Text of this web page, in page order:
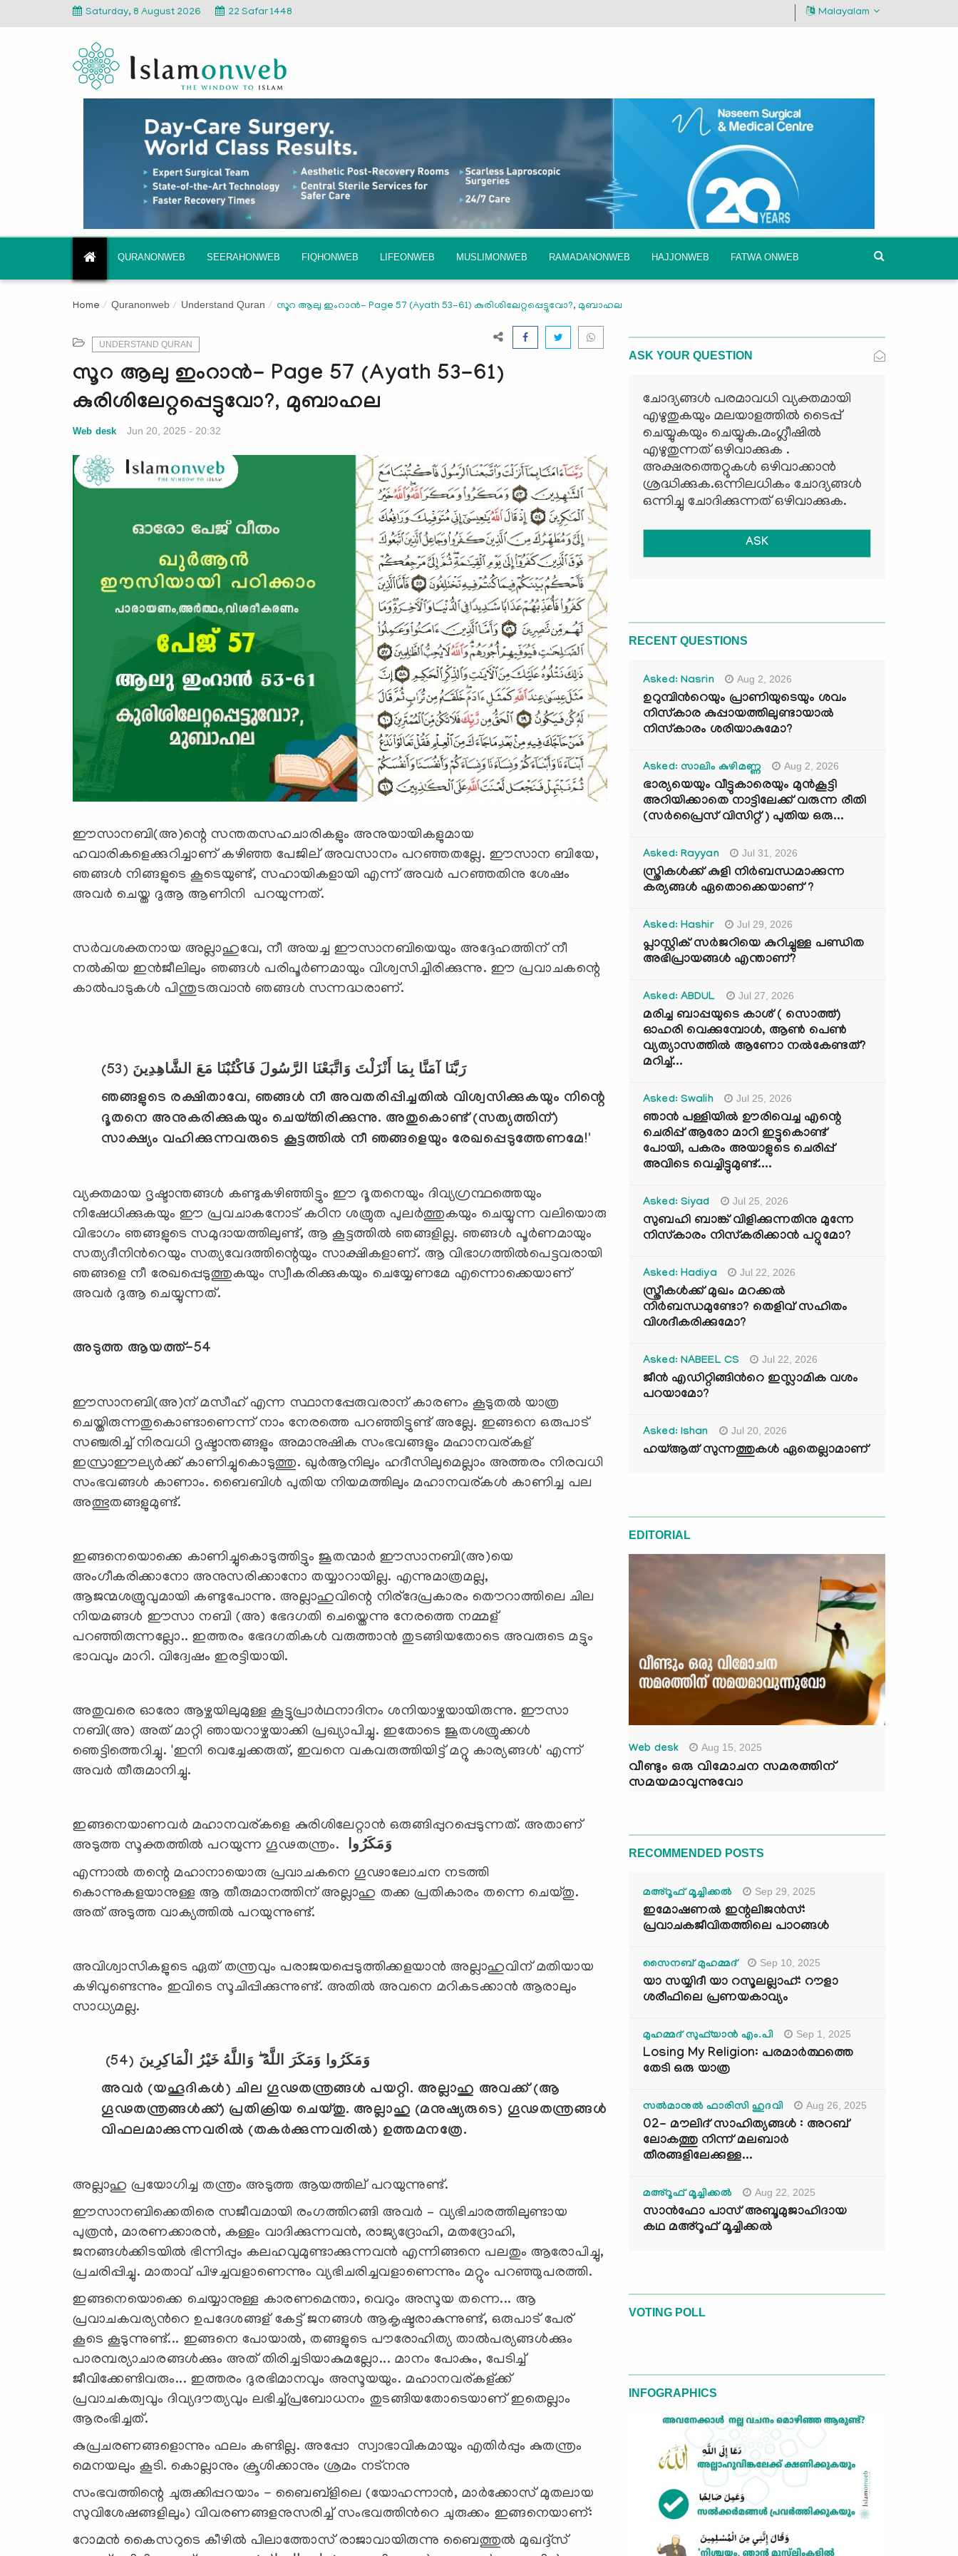
Saturday, 8 August 2026 22 Safar 1448 Malayalam
QURANONWEB SEERAHONWEB FIQHONWEB LIFEONWEB MUSLIMONWEB RAMADANONWEB HAJJONWEB FATWA ONWEB
Home Quranonweb Understand Quran സൂറ ആലു ഇംറാന്‍- Page 57 (Ayath 53-61) കുരിശിലേറ്റപ്പെട്ടുവോ?, മുബാഹല
UNDERSTAND QURAN
സൂറ ആലു ഇംറാന്‍- Page 57 (Ayath 53-61)
കുരിശിലേറ്റപ്പെട്ടുവോ?, മുബാഹല
Web desk Jun 20, 2025 - 20:32
ഈസാനബി(അ)ന്റെ സന്തതസഹചാരികളും അനുയായികളുമായ
ഹവാരികളെക്കുറിച്ചാണ് കഴിഞ്ഞ പേജില് അവസാനം പറഞ്ഞതല്ലേ. ഈസാന ബിയേ,
ഞങ്ങള്‍ നിങ്ങളുടെ കൂടെയുണ്ട്, സഹായികളായി എന്ന് അവര്‍ പറഞ്ഞതിനു ശേഷം
അവര്‍ ചെയ്ത ദുആ ആണിനി പറയുന്നത്.
സര്‍വശക്തനായ അല്ലാഹുവേ, നീ അയച്ച ഈസാനബിയെയും അദ്ദേഹത്തിന് നീ
നല്‍കിയ ഇന്‍ജീലിലും ഞങ്ങള്‍ പരിപൂര്‍ണമായും വിശ്വസിച്ചിരിക്കുന്നു. ഈ പ്രവാചകന്റെ
കാല്‍പാടുകള്‍ പിന്തുടരുവാന്‍ ഞങ്ങള്‍ സന്നദ്ധരാണ്.
رَبَّنَا آمَنَّا بِمَا أَنْزَلْتَ وَاتَّبَعْنَا الرَّسُولَ فَاكْتُبْنَا مَعَ الشَّاهِدِينَ (53)
ഞങ്ങളുടെ രക്ഷിതാവേ, ഞങ്ങള്‍ നീ അവതരിപ്പിച്ചതില്‍ വിശ്വസിക്കുകയും നിന്റെ
ദൂതനെ അനുകരിക്കുകയും ചെയ്തിരിക്കുന്നു. അതുകൊണ്ട് (സത്യത്തിന്)
സാക്ഷ്യം വഹിക്കുന്നവരുടെ കൂട്ടത്തില്‍ നീ ഞങ്ങളെയും രേഖപ്പെടുത്തേണമേ!'
വ്യക്തമായ ദൃഷ്ടാന്തങ്ങള്‍ കണ്ടുകഴിഞ്ഞിട്ടും ഈ ദൂതനെയും ദിവ്യഗ്രന്ഥത്തെയും
നിഷേധിക്കുകയും ഈ പ്രവചാകനോട് കഠിന ശത്രുത പുലര്‍ത്തുകയും ചെയ്യുന്ന വലിയൊരു
വിഭാഗം ഞങ്ങളുടെ സമുദായത്തിലുണ്ട്, ആ കൂട്ടത്തില്‍ ഞങ്ങളില്ല. ഞങ്ങള്‍ പൂര്‍ണമായും
സത്യദീനിന്‍റെയും സത്യവേദത്തിന്റെയും സാക്ഷികളാണ്. ആ വിഭാഗത്തില്‍പെട്ടവരായി
ഞങ്ങളെ നീ രേഖപ്പെടുത്തുകയും സ്വീകരിക്കുകയും ചെയ്യേണമേ എന്നൊക്കെയാണ്
അവര്‍ ദുആ ചെയ്യുന്നത്.
അടുത്ത ആയത്ത്-54
ഈസാനബി(അ)ന് മസീഹ് എന്ന സ്ഥാനപ്പേരുവരാന് കാരണം കൂടുതല്‍ യാത്ര
ചെയ്തിരുന്നതുകൊണ്ടാണെന്ന് നാം നേരത്തെ പറഞ്ഞിട്ടുണ്ട് അല്ലേ. ഇങ്ങനെ ഒരുപാട്
സഞ്ചരിച്ച് നിരവധി ദൃഷ്ടാന്തങ്ങളും അമാനുഷിക സംഭവങ്ങളും മഹാനവര്കള്
ഇസ്രാഈല്യര്‍ക്ക് കാണിച്ചുകൊടുത്തു. ഖുര്‍ആനിലും ഹദീസിലുമെല്ലാം അത്തരം നിരവധി
സംഭവങ്ങള്‍ കാണാം. ബൈബിള്‍ പുതിയ നിയമത്തിലും മഹാനവര്കള്‍ കാണിച്ച പല
അത്ഭുതങ്ങളുമുണ്ട്.
ഇങ്ങനെയൊക്കെ കാണിച്ചുകൊടുത്തിട്ടും ജൂതന്മാര്‍ ഈസാനബി(അ)യെ
അംഗീകരിക്കാനോ അനുസരിക്കാനോ തയ്യാറായില്ല. എന്നുമാത്രമല്ല,
ആജന്മശത്രുവുമായി കണ്ടുപോന്നു. അല്ലാഹുവിന്റെ നിര്ദേപ്രകാരം തൌറാത്തിലെ ചില
നിയമങ്ങള്‍ ഈസാ നബി (അ) ഭേദഗതി ചെയ്തെന്നു നേരത്തെ നമ്മള്
പറഞ്ഞിരുന്നല്ലോ.. ഇത്തരം ഭേദഗതികള്‍ വരുത്താന്‍ തുടങ്ങിയതോടെ അവരുടെ മട്ടും
ഭാവവും മാറി. വിദ്വേഷം ഇരട്ടിയായി.
അതുവരെ ഓരോ ആഴ്ചയിലുമുള്ള കൂട്ടുപ്രാര്‍ഥനാദിനം ശനിയാഴ്ചയായിരുന്നു. ഈസാ
നബി(അ) അത് മാറ്റി ഞായറാഴ്ചയാക്കി പ്രഖ്യാപിച്ചു. ഇതോടെ ജൂതശത്രുക്കള്‍
ഞെട്ടിത്തെറിച്ചു. 'ഇനി വെച്ചേക്കരുത്, ഇവനെ വകവരുത്തിയിട്ട് മറ്റു കാര്യങ്ങള്‍' എന്ന്
അവര്‍ തീരുമാനിച്ചു.
ഇങ്ങനെയാണവര്‍ മഹാനവര്കളെ കുരിശിലേറ്റാന്‍ ഒരുങ്ങിപ്പുറപ്പെടുന്നത്. അതാണ്
അടുത്ത സൂക്തത്തില്‍ പറയുന്ന ഗൂഢതന്ത്രം.
وَمَكَرُوا
എന്നാല്‍ തന്റെ മഹാനായൊരു പ്രവാചകനെ ഗൂഢാലോചന നടത്തി
കൊന്നുകളയാനുള്ള ആ തീരുമാനത്തിന് അല്ലാഹു തക്ക പ്രതികാരം തന്നെ ചെയ്തു.
അത് അടുത്ത വാക്യത്തില്‍ പറയുന്നുണ്ട്.
അവിശ്വാസികളുടെ ഏത് തന്ത്രവും പരാജയപ്പെടുത്തിക്കളയാന്‍ അല്ലാഹുവിന് മതിയായ
കഴിവുണ്ടെന്നും ഇവിടെ സൂചിപ്പിക്കുന്നുണ്ട്. അതില്‍ അവനെ മറികടക്കാന്‍ ആരാലും
സാധ്യമല്ല.
وَمَكَرُوا وَمَكَرَ اللَّهُ ۖ وَاللَّهُ خَيْرُ الْمَاكِرِينَ (54)
അവര്‍ (യഹൂദികള്‍) ചില ഗൂഢതന്ത്രങ്ങള്‍ പയറ്റി. അല്ലാഹു അവക്ക് (ആ
ഗൂഢതന്ത്രങ്ങള്‍ക്ക്) പ്രതിക്രിയ ചെയ്തു. അല്ലാഹു (മനുഷ്യരുടെ) ഗൂഢതന്ത്രങ്ങള്‍
വിഫലമാക്കുന്നവരില്‍ (തകര്‍ക്കുന്നവരില്‍) ഉത്തമനത്രേ.
അല്ലാഹു പ്രയോഗിച്ച തന്ത്രം അടുത്ത ആയത്തില് പറയുന്നുണ്ട്.
ഈസാനബിക്കെതിരെ സജീവമായി രംഗത്തിറങ്ങി അവര്‍ – വ്യഭിചാരത്തിലുണ്ടായ
പുത്രന്‍, മാരണക്കാരന്‍, കള്ളം വാദിക്കുന്നവന്‍, രാജ്യദ്രോഹി, മതദ്രോഹി,
ജനങ്ങള്‍ക്കിടയില്‍ ഭിന്നിപ്പും കലഹവുമുണ്ടാക്കുന്നവന്‍ എന്നിങ്ങനെ പലതും ആരോപിച്ചു,
പ്രചരിപ്പിച്ചു. മാതാവ് പിഴച്ചവളാണെന്നും വ്യഭിചരിച്ചവളാണെന്നും മറ്റും പറഞ്ഞുപരത്തി.
ഇങ്ങനെയൊക്കെ ചെയ്യാനുള്ള കാരണമെന്താ, വെറും അസൂയ തന്നെ... ആ
പ്രവാചകവര്യന്‍റെ ഉപദേശങ്ങള് കേട്ട് ജനങ്ങള്‍ ആകൃഷ്ടരാകുന്നുണ്ട്, ഒരുപാട് പേര്
കൂടെ കൂടുന്നുണ്ട്... ഇങ്ങനെ പോയാല്‍, തങ്ങളുടെ പൗരോഹിത്യ താല്‍പര്യങ്ങള്‍ക്കും
പാരമ്പര്യാചാരങ്ങള്‍ക്കും അത് തിരിച്ചടിയാകുമല്ലോ... മാനം പോകും, പേടിച്ച്
ജീവിക്കേണ്ടിവരും... ഇത്തരം ദുരഭിമാനവും അസൂയയും. മഹാനവര്കള്ക്ക്
പ്രവാചകത്വവും ദിവ്യദൗത്യവും ലഭിച്ച്പ്രബോധനം തുടങ്ങിയതോടെയാണ് ഇതെല്ലാം
ആരംഭിച്ചത്.
കുപ്രചരണങ്ങളൊന്നും ഫലം കണ്ടില്ല. അപ്പോ സ്വാഭാവികമായും എതിര്‍പ്പും കുതന്ത്രം
മെനയലും കൂടി. കൊല്ലാനും ക്രൂശിക്കാനും ശ്രമം നട്നനു
സംഭവത്തിന്റെ ചുരുക്കിപ്പറയാം - ബൈബ്‌ളിലെ (യോഹന്നാന്‍, മാര്‍ക്കോസ് മുതലായ
സുവിശേഷങ്ങളിലും) വിവരണങ്ങളനുസരിച്ച് സംഭവത്തിന്‍റെ ചുരുക്കം ഇങ്ങനെയാണ്:
റോമന്‍ കൈസറുടെ കീഴില്‍ പിലാത്തോസ് രാജാവായിരുന്നു ബൈത്തുല്‍ മുഖദ്ദ്സ്
ASK YOUR QUESTION
ചോദ്യങ്ങള്‍ പരമാവധി വ്യക്തമായി
എഴുതുകയും മലയാളത്തില്‍ ടൈപ്പ്
ചെയ്യുകയും ചെയ്യുക.മംഗ്ലീഷില്‍
എഴുതുന്നത് ഒഴിവാക്കുക .
അക്ഷരത്തെറ്റുകള്‍ ഒഴിവാക്കാന്‍
ശ്രദ്ധിക്കുക.ഒന്നിലധികം ചോദ്യങ്ങള്‍
ഒന്നിച്ചു ചോദിക്കുന്നത് ഒഴിവാക്കുക.
ASK
RECENT QUESTIONS
Asked: Nasrin Aug 2, 2026
ഉറുമ്പിന്‍റെയും പ്രാണിയുടെയും ശവം
നിസ്കാര കുപ്പായത്തിലുണ്ടായാൽ
നിസ്കാരം ശരിയാകുമോ?
Asked: സാലിം കുഴിമണ്ണ Aug 2, 2026
ഭാര്യയെയും വീട്ടുകാരെയും മുൻകൂട്ടി
അറിയിക്കാതെ നാട്ടിലേക്ക് വരുന്ന രീതി
(സർപ്രൈസ് വിസിറ്റ് ) പുതിയ ഒരു...
Asked: Rayyan Jul 31, 2026
സ്ത്രികൾക്ക് കുളി നിർബന്ധമാക്കുന്ന
കര്യങ്ങൾ ഏതൊക്കെയാണ് ?
Asked: Hashir Jul 29, 2026
പ്ലാസ്റ്റിക് സർജറിയെ കുറിച്ചുള്ള പണ്ഡിത
അഭിപ്രായങ്ങൾ എന്താണ്?
Asked: ABDUL Jul 27, 2026
മരിച്ച ബാപ്പയുടെ കാശ് ( സൊത്ത്)
ഓഹരി വെക്കുമ്പോൾ, ആണ്‍ പെണ്‍
വ്യത്യാസത്തില്‍ ആണോ നല്‍കേണ്ടത്?
മറിച്ച്...
Asked: Swalih Jul 25, 2026
ഞാൻ പള്ളിയിൽ ഊരിവെച്ച എന്റെ
ചെരിപ്പ് ആരോ മാറി ഇട്ടുകൊണ്ട്
പോയി, പകരം അയാളുടെ ചെരിപ്പ്
അവിടെ വെച്ചിട്ടുമുണ്ട്....
Asked: Siyad Jul 25, 2026
സുബഹി ബാങ്ക് വിളിക്കുന്നതിനു മുന്നേ
നിസ്കാരം നിസ്കരിക്കാൻ പറ്റുമോ?
Asked: Hadiya Jul 22, 2026
സ്ത്രീകൾക്ക് മുഖം മറക്കൽ
നിർബന്ധമുണ്ടോ? തെളിവ് സഹിതം
വിശദീകരിക്കുമോ?
Asked: NABEEL CS Jul 22, 2026
ജീൻ എഡിറ്റിങ്ങിന്‍റെ ഇസ്ലാമിക വശം
പറയാമോ?
Asked: Ishan Jul 20, 2026
ഹയ്ആത് സുന്നത്തുകൾ ഏതെല്ലാമാണ്
EDITORIAL
Web desk Aug 15, 2025
വീണ്ടും ഒരു വിമോചന സമരത്തിന്
സമയമാവുന്നുവോ
RECOMMENDED POSTS
മഅ്റൂഫ് മൂച്ചിക്കല്‍ Sep 29, 2025
ഇമോഷണൽ ഇന്റലിജൻസ്:
പ്രവാചകജീവിതത്തിലെ പാഠങ്ങൾ
സൈനബ് മുഹമ്മദ് Sep 10, 2025
യാ സയ്യിദീ യാ റസൂലല്ലാഹ്: റൗളാ
ശരീഫിലെ പ്രണയകാവ്യം
മുഹമ്മദ് സുഫ്‌യാൻ എം.പി Sep 1, 2025
Losing My Religion: പരമാർത്ഥത്തെ
തേടി ഒരു യാത്ര
സൽമാനുൽ ഫാരിസി ഹുദവി Aug 26, 2025
02- മൗലിദ് സാഹിത്യങ്ങൾ : അറബ്
ലോകത്തു നിന്ന് മലബാർ
തീരങ്ങളിലേക്കുള്ള...
മഅ്റൂഫ് മൂച്ചിക്കല്‍ Aug 22, 2025
സാൻഫോ പാസ് അബൂമുജാഹിദായ
കഥ മഅ്റൂഫ് മൂച്ചിക്കല്‍
VOTING POLL
INFOGRAPHICS